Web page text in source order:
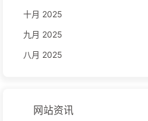
十月 2025
九月 2025
八月 2025
网站资讯